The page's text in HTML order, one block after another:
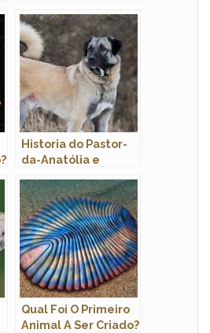
Por Dia?
Historia do Pastor-
da-Anatólia e
Qual Foi O Primeiro
Animal A Ser Criado?